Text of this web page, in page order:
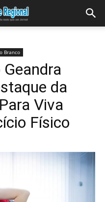
Branco
da
Viva
Físico